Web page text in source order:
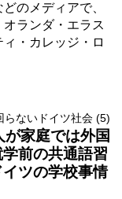
のメディアで、
ランダ・エラス
・カレッジ・ロ
らないドイツ社会 (5)
家庭では外国
前の共通語習
ツの学校事情